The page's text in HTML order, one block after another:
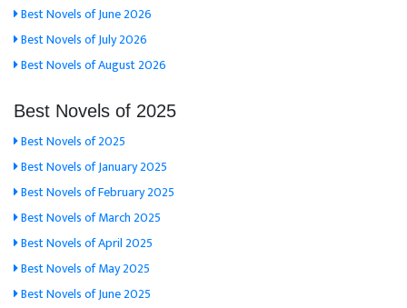
Best Novels of June 2026
Best Novels of July 2026
Best Novels of August 2026
Best Novels of 2025
Best Novels of 2025
Best Novels of January 2025
Best Novels of February 2025
Best Novels of March 2025
Best Novels of April 2025
Best Novels of May 2025
Best Novels of June 2025